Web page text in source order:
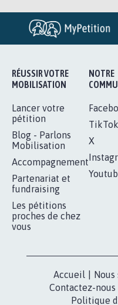
RÉUSSIR VOTRE
MOBILISATION
Lancer votre
pétition
Blog - Parlons
Mobilisation
Accompagnement
Partenariat et
fundraising
Les pétitions
proches de chez
vous
NOTRE
TikTok
X
Accueil
Contactez-nous
Politique